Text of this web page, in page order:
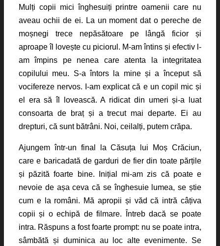
Mulți copii mici înghesuiți printre oamenii care nu
aveau ochii de ei. La un moment dat o pereche de
moșnegi trece nepăsătoare pe lângă ficior și
aproape îl lovește cu piciorul. M-am întins și efectiv l-
am împins pe nenea care atenta la integritatea
copilului meu. S-a întors la mine și a început să
vocifereze nervos. I-am explicat că e un copil mic și
el era să îl lovească. A ridicat din umeri și-a luat
consoarta de braț și a trecut mai departe. Ei au
drepturi, că sunt bătrâni. Noi, ceilalți, putem crăpa.
Ajungem într-un final la Căsuța lui Moș Crăciun,
care e baricadată de garduri de fier din toate părțile
și păzită foarte bine. Inițial mi-am zis că poate e
nevoie de așa ceva că se înghesuie lumea, se știe
cum e la români. Mă apropii și văd că intră câțiva
copii și o echipă de filmare. Întreb dacă se poate
intra. Răspuns a fost foarte prompt: nu se poate intra,
sâmbătă și duminica au loc alte evenimente. Se